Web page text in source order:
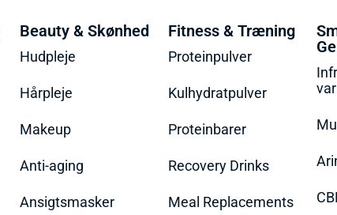
Beauty & Skønhed
Hudpleje
Hårpleje
Makeup
Anti-aging
Ansigtsmasker
Fitness & Træning
Proteinpulver
Kulhydratpulver
Proteinbarer
Recovery Drinks
Meal Replacements